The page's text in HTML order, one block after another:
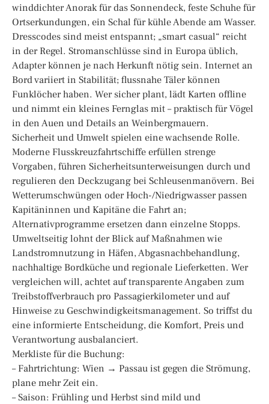
winddichter Anorak für das Sonnendeck, feste Schuhe für
Ortserkundungen, ein Schal für kühle Abende am Wasser.
Dresscodes sind meist entspannt; „smart casual“ reicht
in der Regel. Stromanschlüsse sind in Europa üblich,
Adapter können je nach Herkunft nötig sein. Internet an
Bord variiert in Stabilität; flussnahe Täler können
Funklöcher haben. Wer sicher plant, lädt Karten offline
und nimmt ein kleines Fernglas mit – praktisch für Vögel
in den Auen und Details an Weinbergmauern.
Sicherheit und Umwelt spielen eine wachsende Rolle.
Moderne Flusskreuzfahrtschiffe erfüllen strenge
Vorgaben, führen Sicherheitsunterweisungen durch und
regulieren den Deckzugang bei Schleusenmanövern. Bei
Wetterumschwüngen oder Hoch-/Niedrigwasser passen
Kapitäninnen und Kapitäne die Fahrt an;
Alternativprogramme ersetzen dann einzelne Stopps.
Umweltseitig lohnt der Blick auf Maßnahmen wie
Landstromnutzung in Häfen, Abgasnachbehandlung,
nachhaltige Bordküche und regionale Lieferketten. Wer
vergleichen will, achtet auf transparente Angaben zum
Treibstoffverbrauch pro Passagierkilometer und auf
Hinweise zu Geschwindigkeitsmanagement. So triffst du
eine informierte Entscheidung, die Komfort, Preis und
Verantwortung ausbalanciert.
Merkliste für die Buchung:
– Fahrtrichtung: Wien → Passau ist gegen die Strömung,
plane mehr Zeit ein.
– Saison: Frühling und Herbst sind mild und